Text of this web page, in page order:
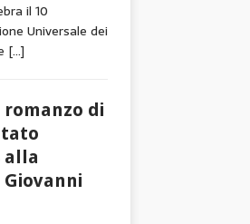
il 10
Universale dei
[…]
romanzo di
alla